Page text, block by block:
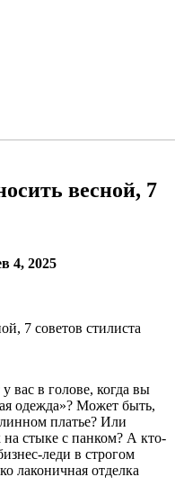
весной, 7
4, 2025
вас в голове, когда вы
одежда»? Может быть,
платье? Или
на стыке с панком? А кто-
леди в строгом
лаконичная отделка